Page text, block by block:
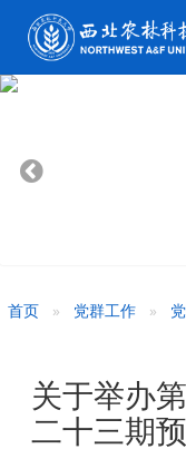
首页 党群工作
关于举办
二十三期